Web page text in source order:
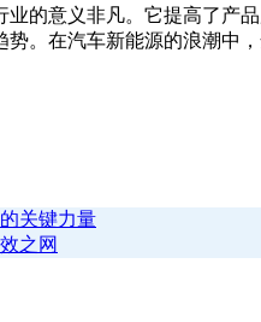
的意义非凡。它提高了产
。在汽车新能源的浪潮
关键力量
之网